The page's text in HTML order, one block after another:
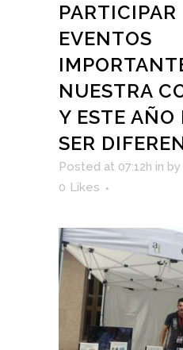
PARTICIPAR
EVENTOS
NUESTRA
Y ESTE
SER
Posted at 07:12h in by
0 Likes